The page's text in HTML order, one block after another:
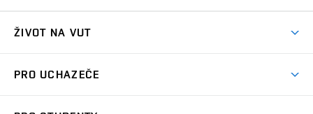
ŽIVOT NA VUT
Koleje
PRO UCHAZEČE